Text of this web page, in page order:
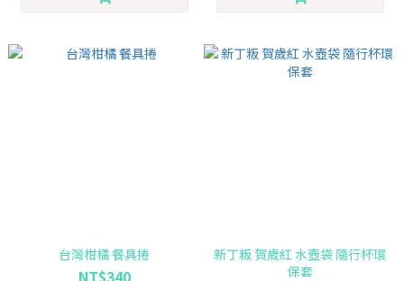
台灣柑橘 餐具捲
NT$340
新丁粄 賀歲紅 水壺袋 隨行杯環
保套